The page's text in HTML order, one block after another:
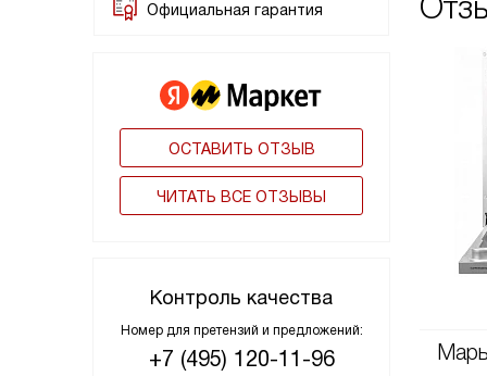
Официальная гарантия
ОСТАВИТЬ ОТЗЫВ
ЧИТАТЬ ВСЕ ОТЗЫВЫ
Контроль качества
Номер для претензий и предложений:
+7 (495) 120-11-96